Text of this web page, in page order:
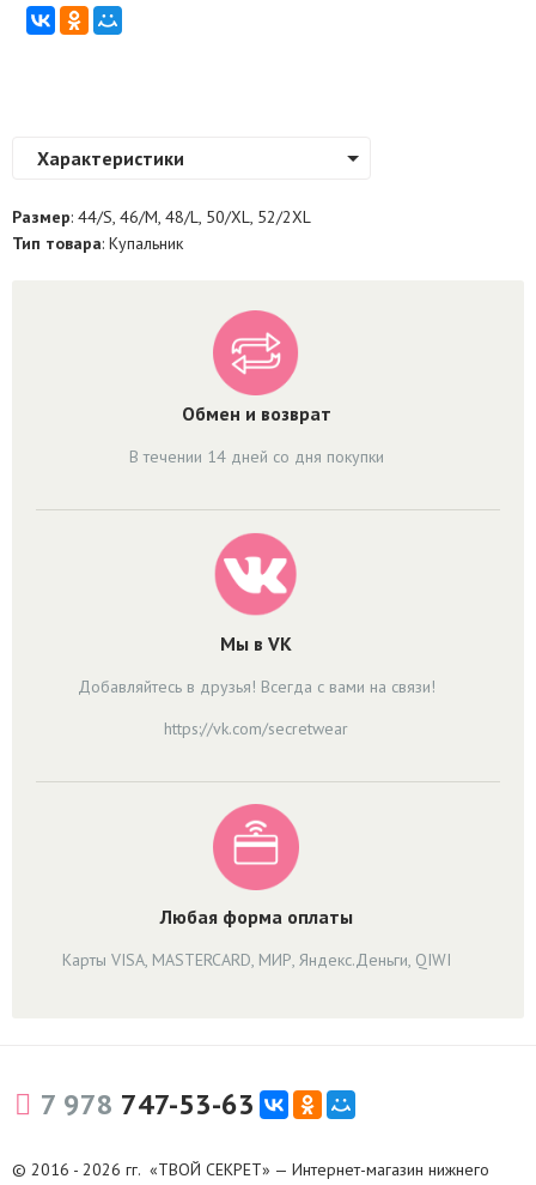
Обмен и возврат
В течении 14 дней со дня покупки
Мы в VK
Добавляйтесь в друзья! Всегда с вами на связи!
https://vk.com/secretwear
Любая форма оплаты
Карты VISA, MASTERCARD, МИР, Яндекс.Деньги, QIWI
Характеристики
Размер: 44/S, 46/M, 48/L, 50/XL, 52/2XL
Тип товара: Купальник
7 978 747-53-63
© 2016 - 2026 гг. «ТВОЙ СЕКРЕТ» — Интернет-магазин нижнего